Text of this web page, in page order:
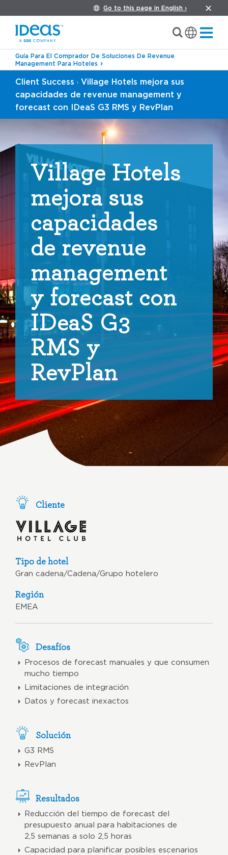
Go to this page in English ›
Guía Para El Comprador De Soluciones De Revenue
Management Para Hoteles
Client Success › Village Hotels mejora sus
capacidades de revenue management y
forecast con IDeaS G3 RMS y RevPlan
Village Hotels
mejora sus
capacidades
de revenue
management
y forecast con
IDeaS G3
RMS y
RevPlan
Cliente
Tipo de hotel
Gran cadena/Cadena/Grupo hotelero
Región
EMEA
Desafíos
Procesos de forecast manuales y que consumen
mucho tiempo
Limitaciones de integración
Datos y forecast inexactos
Solución
G3 RMS
RevPlan
Resultados
Reducción del tiempo de forecast del
presupuesto anual para habitaciones de
2,5 semanas a solo 2,5 horas
Capacidad para planificar posibles escenarios